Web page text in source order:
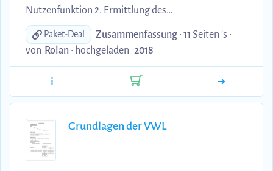
Nutzenfunktion 2. Ermittlung des
Konsumoptimums bzw. des Nutzenmaximums der
Haushaltsnachfrage 3. Abhängigkeit der Nachfrage
vom Einkommen 4. Abhängigkeit der Nachfrage
vom Preis des Gutes 5. Elastizitätsanalysen
Paket-Deal Zusammenfassung • 11 Seiten 's •
von Rolan • hochgeladen 2018
i
Grundlagen der VWL